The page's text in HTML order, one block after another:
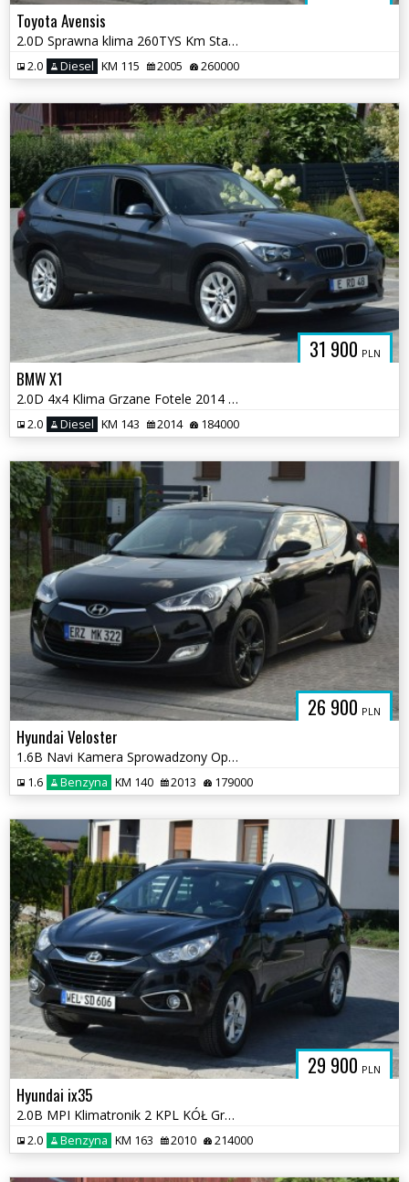
Toyota Avensis
2.0D Sprawna klima 260TYS Km Stan Bardzo Dobry
2.0 Diesel KM 115 2005 260000
31 900 PLN
BMW X1
2.0D 4x4 Klima Grzane Fotele 2014 PDC Sprowadzony
2.0 Diesel KM 143 2014 184000
26 900 PLN
Hyundai Veloster
1.6B Navi Kamera Sprowadzony Opłacony
1.6 Benzyna KM 140 2013 179000
29 900 PLN
Hyundai ix35
2.0B MPI Klimatronik 2 KPL KÓŁ Grzane Fotele Sprowadzony
2.0 Benzyna KM 163 2010 214000